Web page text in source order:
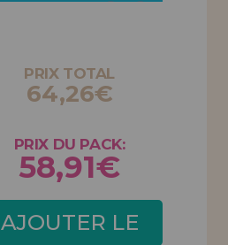
PRIX TOTAL
64,26€
PRIX DU PACK:
58,91€
AJOUTER LE